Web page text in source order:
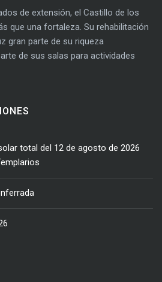
de extensión, el Castillo de los
que una fortaleza. Su rehabilitación
gran parte de su riqueza
de sus salas para actividades
total del 12 de agosto de 2026